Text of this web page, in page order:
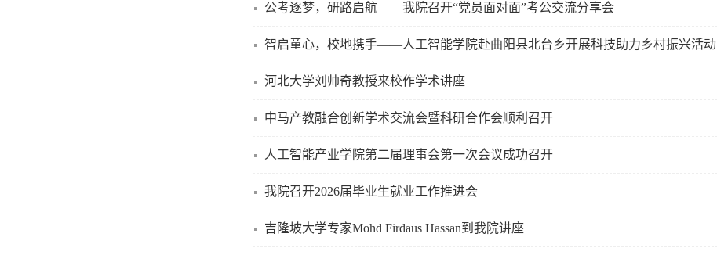
公考逐梦，研路启航——我院召开“党员面对面”考公交流分享会
智启童心，校地携手——人工智能学院赴曲阳县北台乡开展科技助力乡村振兴活动
河北大学刘帅奇教授来校作学术讲座
中马产教融合创新学术交流会暨科研合作会顺利召开
人工智能产业学院第二届理事会第一次会议成功召开
我院召开2026届毕业生就业工作推进会
吉隆坡大学专家Mohd Firdaus Hassan到我院讲座